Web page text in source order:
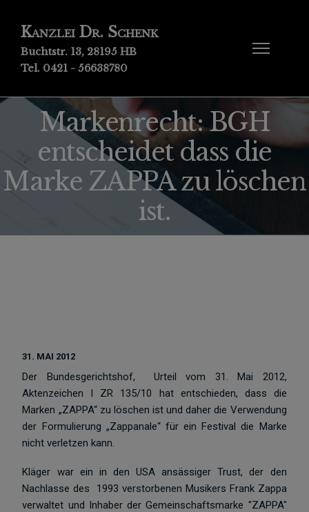
Kanzlei Dr. Schenk
Buchtstr. 13, 28195 HB
Tel. 0421 - 56638780
Markenrecht: BGH
entscheidet dass die
Marke ZAPPA zu löschen
ist.
31. MAI 2012
Der Bundesgerichtshof, Urteil vom 31. Mai 2012,
Aktenzeichen I ZR 135/10 hat entschieden, dass die
Marken „ZAPPA“ zu löschen ist und daher die Verwendung
der Formulierung „Zappanale“ für ein Festival die Marke
nicht verletzen kann.
Kläger war ein in den USA ansässiger Trust, der den
Nachlasse des 1993 verstorbenen Musikers Frank Zappa
verwaltet und Inhaber der Gemeinschaftsmarke "ZAPPA"